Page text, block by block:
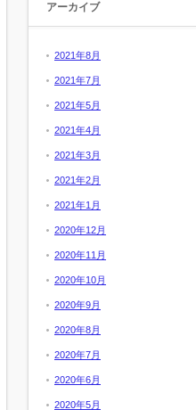
アーカイブ
2021年8月
2021年7月
2021年5月
2021年4月
2021年3月
2021年2月
2021年1月
2020年12月
2020年11月
2020年10月
2020年9月
2020年8月
2020年7月
2020年6月
2020年5月